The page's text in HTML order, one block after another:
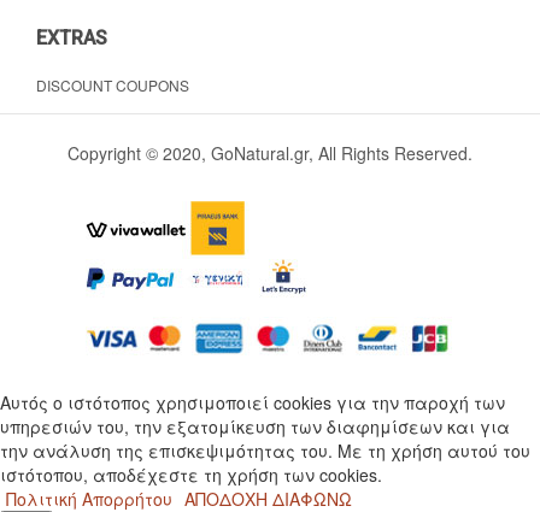
EXTRAS
DISCOUNT COUPONS
Copyright © 2020, GoNatural.gr, All Rights Reserved.
Αυτός ο ιστότοπος χρησιμοποιεί cookies για την παροχή των
υπηρεσιών του, την εξατομίκευση των διαφημίσεων και για
την ανάλυση της επισκεψιμότητας του. Με τη χρήση αυτού του
ιστότοπου, αποδέχεστε τη χρήση των cookies.
Πολιτική Απορρήτου ΑΠΟΔΟΧΗ ΔΙΑΦΩΝΩ